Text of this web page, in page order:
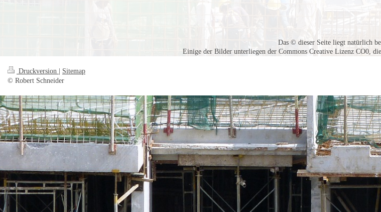
Das © dieser Seite liegt natürlich
Einige der Bilder unterliegen der Commons Creative Lizenz CO0,
Druckversion | Sitemap
© Robert Schneider